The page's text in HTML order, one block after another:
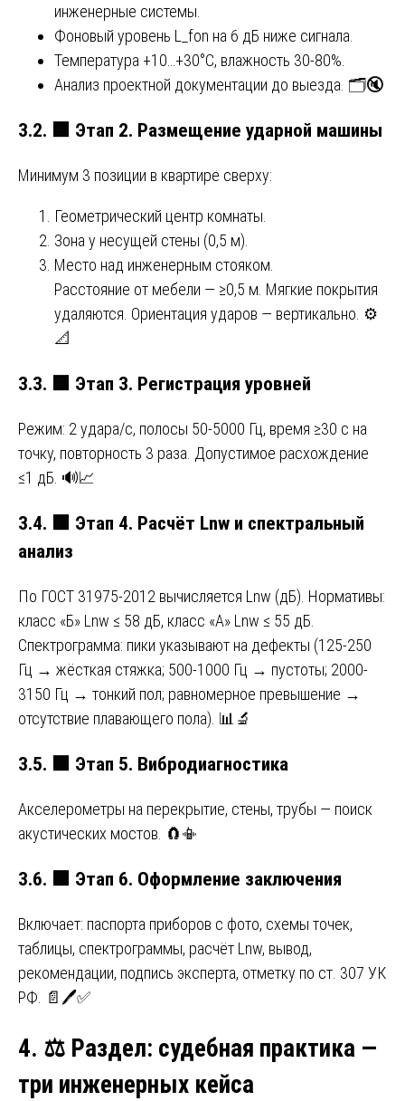
инженерные системы.
Фоновый уровень L_fon на 6 дБ ниже сигнала.
Температура +10…+30°C, влажность 30-80%.
Анализ проектной документации до выезда. 🗂️🔇
3.2. 🟩 Этап 2. Размещение ударной машины
Минимум 3 позиции в квартире сверху:
Геометрический центр комнаты.
Зона у несущей стены (0,5 м).
Место над инженерным стояком.
Расстояние от мебели — ≥0,5 м. Мягкие покрытия
удаляются. Ориентация ударов — вертикально. ⚙️
📐
3.3. 🟩 Этап 3. Регистрация уровней
Режим: 2 удара/с, полосы 50-5000 Гц, время ≥30 с на
точку, повторность 3 раза. Допустимое расхождение
≤1 дБ. 🔊📈
3.4. 🟩 Этап 4. Расчёт Lnw и спектральный
анализ
По ГОСТ 31975-2012 вычисляется Lnw (дБ). Нормативы:
класс «Б» Lnw ≤ 58 дБ, класс «А» Lnw ≤ 55 дБ.
Спектрограмма: пики указывают на дефекты (125-250
Гц → жёсткая стяжка; 500-1000 Гц → пустоты; 2000-
3150 Гц → тонкий пол; равномерное превышение →
отсутствие плавающего пола). 📊🔬
3.5. 🟩 Этап 5. Вибродиагностика
Акселерометры на перекрытие, стены, трубы — поиск
акустических мостов. 🧲📳
3.6. 🟩 Этап 6. Оформление заключения
Включает: паспорта приборов с фото, схемы точек,
таблицы, спектрограммы, расчёт Lnw, вывод,
рекомендации, подпись эксперта, отметку по ст. 307 УК
РФ. 📄🖊️✅
4. ⚖️ Раздел: судебная практика —
три инженерных кейса